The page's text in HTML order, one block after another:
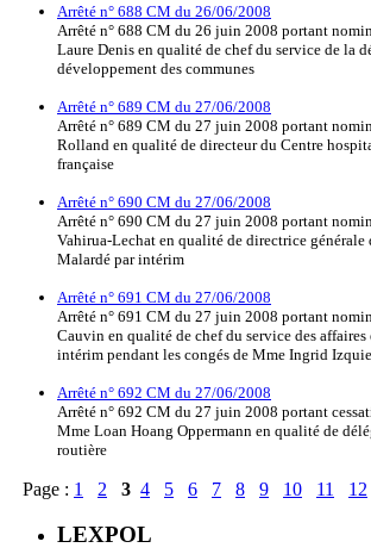
Arrêté n° 688 CM du 26/06/2008
Arrêté n° 688 CM du 26 juin 2008 portant
Laure Denis en qualité de chef du service de la
développement des communes
Arrêté n° 689 CM du 27/06/2008
Arrêté n° 689 CM du 27 juin 2008 portant
Rolland en qualité de directeur du Centre
française
Arrêté n° 690 CM du 27/06/2008
Arrêté n° 690 CM du 27 juin 2008 portant
Vahirua-Lechat en qualité de directrice
Malardé par intérim
Arrêté n° 691 CM du 27/06/2008
Arrêté n° 691 CM du 27 juin 2008 portant
Cauvin en qualité de chef du service des affaires
intérim pendant les congés de Mme Ingrid
Arrêté n° 692 CM du 27/06/2008
Arrêté n° 692 CM du 27 juin 2008 portant
Mme Loan Hoang Oppermann en qualité de
routière
Page : 1 2 3 4 5 6 7 8 9 10 11 12
LEXPOL